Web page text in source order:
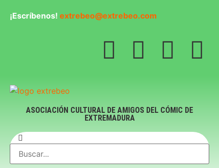
¡Escríbenos! extrebeo@extrebeo.com
ASOCIACIÓN CULTURAL DE AMIGOS DEL CÓMIC DE
EXTREMADURA